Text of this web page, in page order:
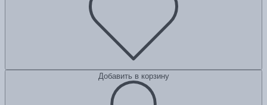
Добавить в корзину